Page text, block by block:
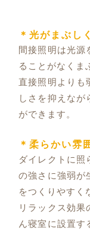
＊光がまぶし
間接照明は光源
ることがなくま
直接照明よりも
しさを抑えなが
ができます。
＊柔らかい雰
ダイレクトに照
の強さに強弱が
をつくりやすく
リラックス効果
ん寝室に設置す